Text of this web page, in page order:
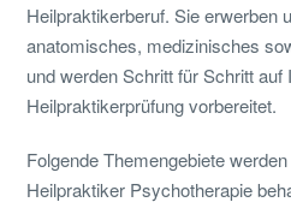
Heilpraktikerberuf. Sie erwerben
anatomisches, medizinisches
und werden Schritt für Schritt
Heilpraktikerprüfung vorbereitet.
Folgende Themengebiete
Heilpraktiker Psychotherapie